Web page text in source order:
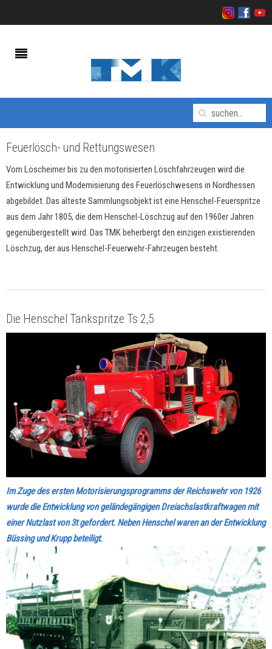
Feuerlösch- und Rettungswesen
Vom Löscheimer bis zu den motorisierten Löschfahrzeugen wird die
Entwicklung und Modernisierung des Feuerlöschwesens in Nordhessen
abgebildet. Das älteste Sammlungsobjekt ist eine Henschel-Feuerspritze
aus dem Jahr 1805, die dem Henschel-Löschzug auf den 1960er Jahren
gegenübergestellt wird. Das TMK beherbergt den einzigen existierenden
Löschzug, der aus Henschel-Feuerwehr-Fahrzeugen besteht.
Die Henschel Tankspritze Ts 2,5
Im Zuge des ersten Motorisierungsprogramms der Reichswehr von 1926
wurde die Entwicklung von geländegängigen Dreiachslastkraftwagen mit
einer Nutzlast von 3t gefordert. Neben Henschel waren an der Entwicklung
Büssing und Krupp beteiligt.